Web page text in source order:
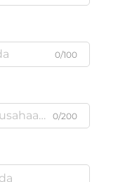
0/100
0/200